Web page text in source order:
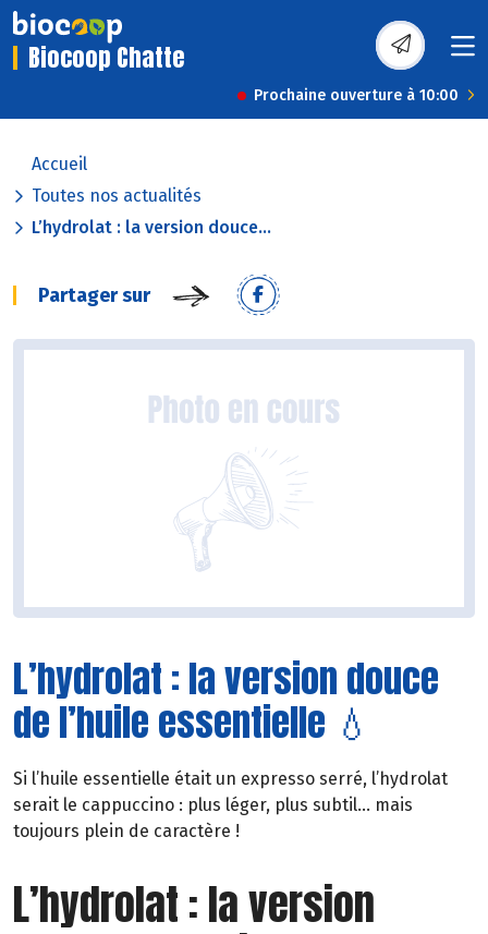
Biocoop Chatte
Prochaine ouverture à 10:00
Accueil
Toutes nos actualités
L’hydrolat : la version douce...
Partager sur
L’hydrolat : la version douce
de l’huile essentielle 💧
Si l’huile essentielle était un expresso serré, l’hydrolat
serait le cappuccino : plus léger, plus subtil… mais
toujours plein de caractère !
L’hydrolat : la version